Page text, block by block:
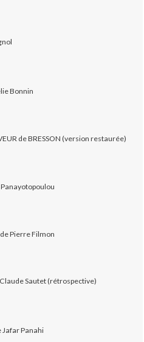
Bonnin
de BRESSON (version restaurée)
Panayotopoulou
de Pierre Filmon
Sautet (rétrospective)
Jafar Panahi